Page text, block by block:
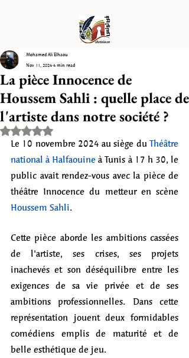
La pièce Innocence de
Houssem Sahli : quelle place de
l'artiste dans notre société ?
Mohamed Ali Elhaou
Nov 11, 20244 min read
Rated NaN out of 5 stars.
Le 10 novembre 2024 au siège du Théâtre
national à Halfaouine à Tunis à 17 h 30, le
public avait rendez-vous avec la pièce de
Houssem Sahli.
Cette pièce aborde les ambitions cassées
de l'artiste, ses crises, ses projets
inachevés et son déséquilibre entre les
exigences de sa vie privée et de ses
ambitions professionnelles. Dans cette
représentation jouent deux formidables
comédiens emplis de maturité et de
belle esthétique de jeu.